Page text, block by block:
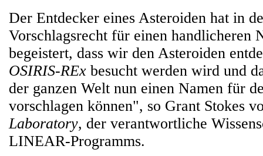
Der Entdecker eines Asteroiden hat in
Vorschlagsrecht für einen handlicheren
begeistert, dass wir den Asteroiden
OSIRIS-REx besucht werden wird und
der ganzen Welt nun einen Namen für
vorschlagen können", so Grant Stokes
Laboratory, der verantwortliche
LINEAR-Programms.